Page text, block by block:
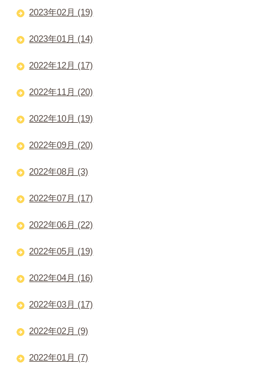
2023年02月 (19)
2023年01月 (14)
2022年12月 (17)
2022年11月 (20)
2022年10月 (19)
2022年09月 (20)
2022年08月 (3)
2022年07月 (17)
2022年06月 (22)
2022年05月 (19)
2022年04月 (16)
2022年03月 (17)
2022年02月 (9)
2022年01月 (7)